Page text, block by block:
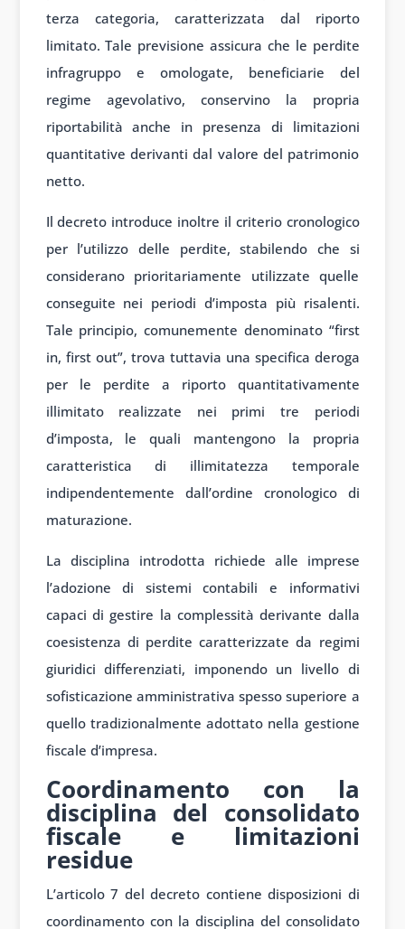
terza categoria, caratterizzata dal riporto
limitato. Tale previsione assicura che le perdite
infragruppo e omologate, beneficiarie del
regime agevolativo, conservino la propria
riportabilità anche in presenza di limitazioni
quantitative derivanti dal valore del patrimonio
netto.
Il decreto introduce inoltre il criterio cronologico
per l’utilizzo delle perdite, stabilendo che si
considerano prioritariamente utilizzate quelle
conseguite nei periodi d’imposta più risalenti.
Tale principio, comunemente denominato “first
in, first out”, trova tuttavia una specifica deroga
per le perdite a riporto quantitativamente
illimitato realizzate nei primi tre periodi
d’imposta, le quali mantengono la propria
caratteristica di illimitatezza temporale
indipendentemente dall’ordine cronologico di
maturazione.
La disciplina introdotta richiede alle imprese
l’adozione di sistemi contabili e informativi
capaci di gestire la complessità derivante dalla
coesistenza di perdite caratterizzate da regimi
giuridici differenziati, imponendo un livello di
sofisticazione amministrativa spesso superiore a
quello tradizionalmente adottato nella gestione
fiscale d’impresa.
Coordinamento con la
disciplina del consolidato
fiscale e limitazioni
residue
L’articolo 7 del decreto contiene disposizioni di
coordinamento con la disciplina del consolidato